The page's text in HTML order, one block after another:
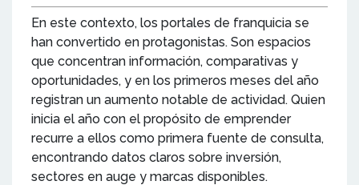
En este contexto, los portales de franquicia se
han convertido en protagonistas. Son espacios
que concentran información, comparativas y
oportunidades, y en los primeros meses del año
registran un aumento notable de actividad. Quien
inicia el año con el propósito de emprender
recurre a ellos como primera fuente de consulta,
encontrando datos claros sobre inversión,
sectores en auge y marcas disponibles.